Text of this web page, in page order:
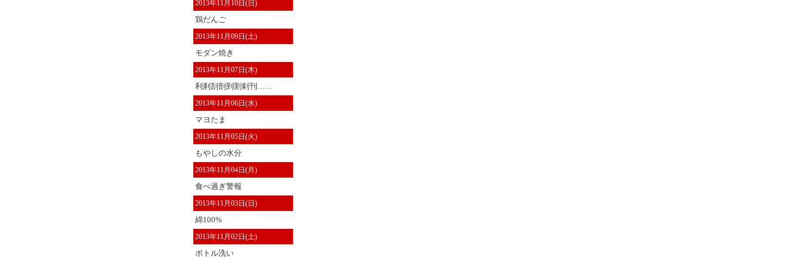
2013年11月10日(日)
鶏だんご
2013年11月09日(土)
モダン焼き
2013年11月07日(木)
利刹刮剖到割剣刊……
2013年11月06日(水)
マヨたま
2013年11月05日(火)
もやしの水分
2013年11月04日(月)
食べ過ぎ警報
2013年11月03日(日)
綿100%
2013年11月02日(土)
ボトル洗い